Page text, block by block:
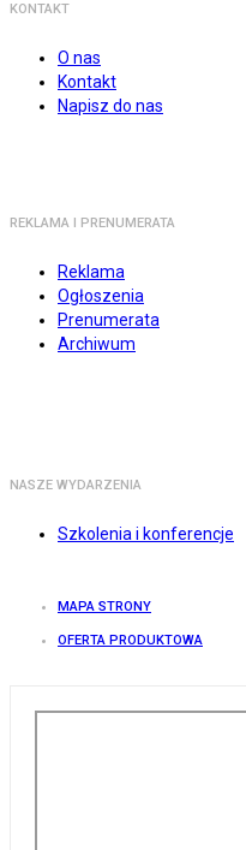
KONTAKT
O nas
Kontakt
Napisz do nas
REKLAMA I PRENUMERATA
Reklama
Ogłoszenia
Prenumerata
Archiwum
NASZE WYDARZENIA
Szkolenia i konferencje
MAPA STRONY
OFERTA PRODUKTOWA